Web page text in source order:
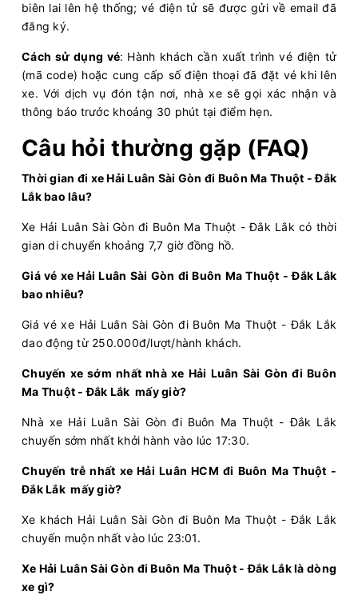
Bến xe Miền Đông Văn phòng Buôn Hồ
Hải Luân Limousine 34 giường
Giá vé: 350.000 Còn trống: 20 Chọn mua
18:50 10/08/2026
(Cây xăng 47)
Mê Thuột
Ngã 4 Bình Phước (Cây
xăng 47)
Hải Luân Limousine 24 Phòng
Giá vé:450.000 Còn trống:12 Chọn mua
18:5010/08/2026 11/0802:40(7 giờ 50 phút)
Dương
Hồ
biên lai lên hệ thống; vé điện tử sẽ được gửi về email đã
đăng ký.
Cách sử dụng vé: Hành khách cần xuất trình vé điện tử
(mã code) hoặc cung cấp số điện thoại đã đặt vé khi lên
xe. Với dịch vụ đón tận nơi, nhà xe sẽ gọi xác nhận và
thông báo trước khoảng 30 phút tại điểm hẹn.
Câu hỏi thường gặp (FAQ)
Thời gian đi xe Hải Luân Sài Gòn đi Buôn Ma Thuột - Đắk
Lắk bao lâu?
Xe Hải Luân Sài Gòn đi Buôn Ma Thuột - Đắk Lắk có thời
gian di chuyển khoảng 7,7 giờ đồng hồ.
Giá vé xe Hải Luân Sài Gòn đi Buôn Ma Thuột - Đắk Lắk
bao nhiêu?
Giá vé xe Hải Luân Sài Gòn đi Buôn Ma Thuột - Đắk Lắk
dao động từ 250.000đ/lượt/hành khách.
Chuyến xe sớm nhất nhà xe Hải Luân Sài Gòn đi Buôn
Ma Thuột - Đắk Lắk mấy giờ?
Nhà xe Hải Luân Sài Gòn đi Buôn Ma Thuột - Đắk Lắk
chuyến sớm nhất khởi hành vào lúc 17:30.
Chuyến trễ nhất xe Hải Luân HCM đi Buôn Ma Thuột -
Đắk Lắk mấy giờ?
Xe khách Hải Luân Sài Gòn đi Buôn Ma Thuột - Đắk Lắk
chuyến muộn nhất vào lúc 23:01.
Xe Hải Luân Sài Gòn đi Buôn Ma Thuột - Đắk Lắk là dòng
xe gì?